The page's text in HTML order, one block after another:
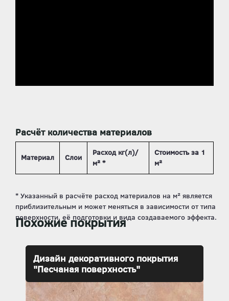
Расчёт количества материалов
Материал Слои
Расход кг(л)/
м² *
Стоимость за 1
м²
Похожие покрытия
Дизайн декоративного покрытия
"Песчаная поверхность"